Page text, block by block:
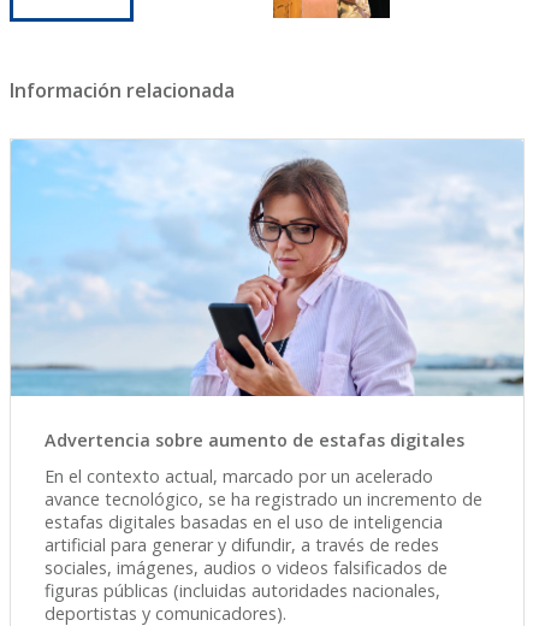
Información relacionada
Advertencia sobre aumento de estafas digitales
En el contexto actual, marcado por un acelerado
avance tecnológico, se ha registrado un incremento de
estafas digitales basadas en el uso de inteligencia
artificial para generar y difundir, a través de redes
sociales, imágenes, audios o videos falsificados de
figuras públicas (incluidas autoridades nacionales,
deportistas y comunicadores).